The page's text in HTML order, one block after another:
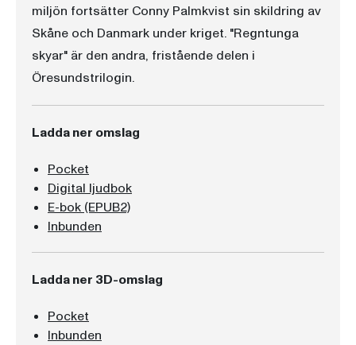
miljön fortsätter Conny Palmkvist sin skildring av
Skåne och Danmark under kriget. "Regntunga
skyar" är den andra, fristående delen i
Öresundstrilogin.
Ladda ner omslag
Pocket
Digital ljudbok
E-bok (EPUB2)
Inbunden
Ladda ner 3D-omslag
Pocket
Inbunden